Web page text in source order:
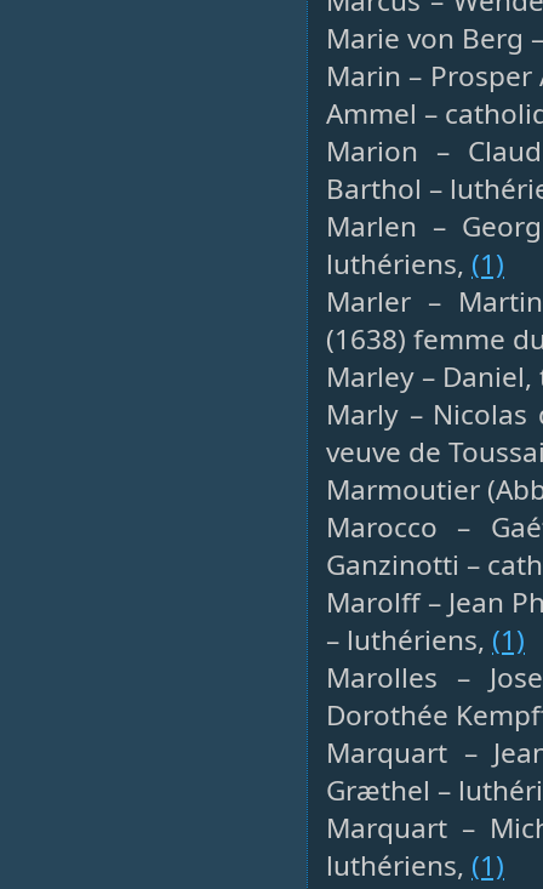
Marie von Berg
Marin –
Ammel –
Marion –
Barthol –
Marlen –
luthériens, (1)
Marler –
(1638) femme
Marley –
Marly – Nicolas
veuve de
Marmoutier
Marocco –
Ganzinotti –
Marolff – Jean
– luthériens, (1)
Marolles –
Dorothée
Marquart –
Græthel –
Marquart –
luthériens, (1)